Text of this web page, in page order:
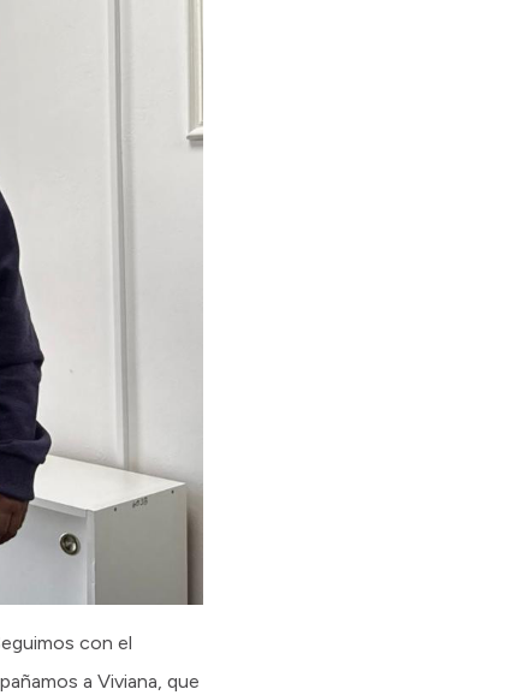
con el
a Viviana, que